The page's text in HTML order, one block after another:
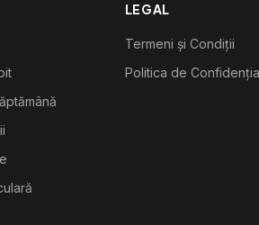
LEGAL
Termeni și Condiții
Politica de